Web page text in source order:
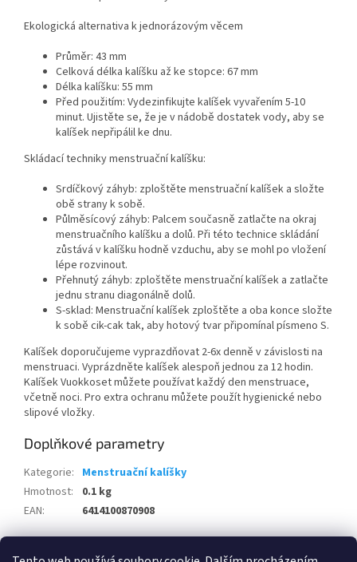
Ekologická alternativa k jednorázovým věcem
Průměr: 43 mm
Celková délka kalíšku až ke stopce: 67 mm
Délka kalíšku: 55 mm
Před použitím: Vydezinfikujte kalíšek vyvařením 5-10
minut. Ujistěte se, že je v nádobě dostatek vody, aby se
kalíšek nepřipálil ke dnu.
Skládací techniky menstruační kalíšku:
Srdíčkový záhyb: zploštěte menstruační kalíšek a složte
obě strany k sobě.
Půlměsícový záhyb: Palcem současně zatlačte na okraj
menstruačního kalíšku a dolů. Při této technice skládání
zůstává v kalíšku hodně vzduchu, aby se mohl po vložení
lépe rozvinout.
Přehnutý záhyb: zploštěte menstruační kalíšek a zatlačte
jednu stranu diagonálně dolů.
S-sklad: Menstruační kalíšek zploštěte a oba konce složte
k sobě cik-cak tak, aby hotový tvar připomínal písmeno S.
Kalíšek doporučujeme vyprazdňovat 2-6x denně v závislosti na
menstruaci. Vyprázdněte kalíšek alespoň jednou za 12 hodin.
Kalíšek Vuokkoset můžete používat každý den menstruace,
včetně noci. Pro extra ochranu můžete použít hygienické nebo
slipové vložky.
Doplňkové parametry
Kategorie: Menstruační kalíšky
Hmotnost:
0.1 kg
EAN: 6414100870908